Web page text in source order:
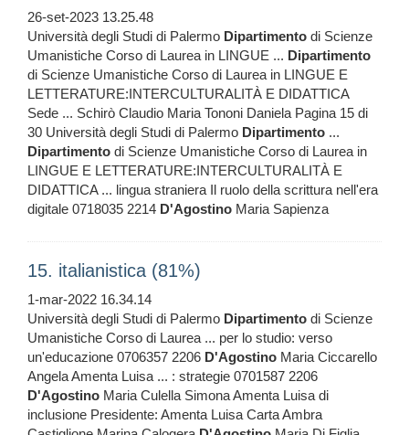
26-set-2023 13.25.48
Università degli Studi di Palermo Dipartimento di Scienze
Umanistiche Corso di Laurea in LINGUE ... Dipartimento
di Scienze Umanistiche Corso di Laurea in LINGUE E
LETTERATURE:INTERCULTURALITÀ E DIDATTICA
Sede ... Schirò Claudio Maria Tononi Daniela Pagina 15 di
30 Università degli Studi di Palermo Dipartimento ...
Dipartimento di Scienze Umanistiche Corso di Laurea in
LINGUE E LETTERATURE:INTERCULTURALITÀ E
DIDATTICA ... lingua straniera Il ruolo della scrittura nell'era
digitale 0718035 2214 D'Agostino Maria Sapienza
15. italianistica (81%)
1-mar-2022 16.34.14
Università degli Studi di Palermo Dipartimento di Scienze
Umanistiche Corso di Laurea ... per lo studio: verso
un'educazione 0706357 2206 D'Agostino Maria Ciccarello
Angela Amenta Luisa ... : strategie 0701587 2206
D'Agostino Maria Culella Simona Amenta Luisa di
inclusione Presidente: Amenta Luisa Carta Ambra